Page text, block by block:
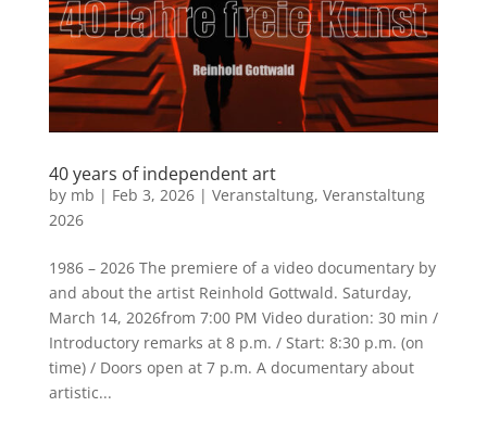
40 years of independent art
by mb | Feb 3, 2026| Veranstaltung, Veranstaltung
2026
1986 – 2026 The premiere of a video documentary by
and about the artist Reinhold Gottwald. Saturday,
March 14, 2026from 7:00 PM Video duration: 30 min /
Introductory remarks at 8 p.m. / Start: 8:30 p.m. (on
time) / Doors open at 7 p.m. A documentary about
artistic...